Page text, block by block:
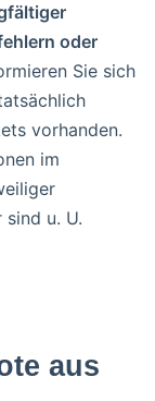
oder
Sie sich
vorhanden.
im
sind u. U.
aus